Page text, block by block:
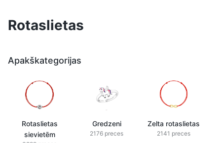
Rotaslietas
Apakškategorijas
Rotaslietas
sievietēm
Gredzeni
2176 preces
Zelta rotaslietas
2141 preces